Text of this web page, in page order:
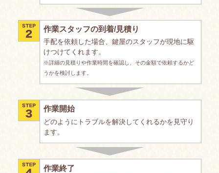
作業スタッフの到着/見積り
手配を依頼した場合、鍵屋のスタッフが現地に駆
けつけてくれます。
※詳細の見積りや作業時間を確認し、その金額で依頼するかど
うかを検討します。
作業開始
どのようにトラブルを解決してくれるかを見守り
ます。
作業終了